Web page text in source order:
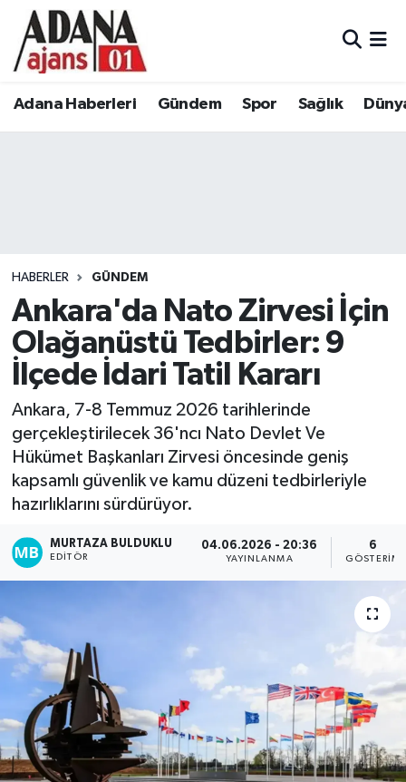
Adana Haberleri Gündem Spor Sağlık
HABERLER GÜNDEM
Ankara'da Nato Zirvesi İçin
Olağanüstü Tedbirler: 9
İlçede İdari Tatil Kararı
Ankara, 7-8 Temmuz 2026 tarihlerinde
gerçekleştirilecek 36'ncı Nato Devlet Ve
Hükümet Başkanları Zirvesi öncesinde geniş
kapsamlı güvenlik ve kamu düzeni tedbirleriyle
hazırlıklarını sürdürüyor.
MURTAZA BULDUKLU
EDITÖR
04.06.2026 - 20:36
YAYINLANMA
6
GÖSTERIM
Adana Haberleri
Eğitim
Siyaset
Kadın
Magazin
Adana Nöbetçi Eczaneler
Tüm Manşetler
Son Dakika Haberleri